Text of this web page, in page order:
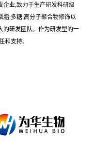
企业,致力于生产研发科研级
脂;多糖;高分子聚合物修饰以
的研发团队。作为研发型的一
和支持。